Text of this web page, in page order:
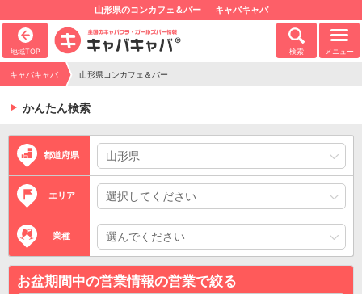
山形県のコンカフェ＆バー キャバキャバ
地域TOP 検索 メニュー
キャバキャバ 山形県コンカフェ＆バー
かんたん検索
都道府県
エリア
業種
お盆期間中の営業情報の営業で絞る